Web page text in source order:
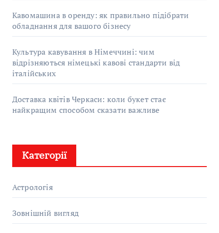
Кавомашина в оренду: як правильно підібрати
обладнання для вашого бізнесу
Культура кавування в Німеччині: чим
відрізняються німецькі кавові стандарти від
італійських
Доставка квітів Черкаси: коли букет стає
найкращим способом сказати важливе
Категорії
Астрологія
Зовнішній вигляд